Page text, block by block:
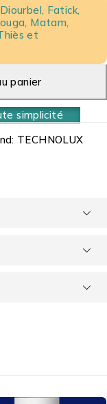
Fatick,
Matam,
et
panier
simplicité
TECHNOLUX